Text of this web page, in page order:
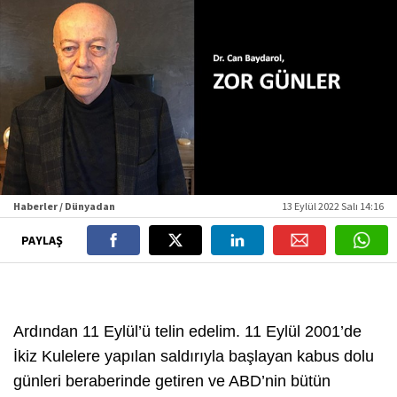
Haberler / Dünyadan 13 Eylül 2022 Salı 14:16
PAYLAŞ
Ardından 11 Eylül’ü telin edelim. 11 Eylül 2001’de
İkiz Kulelere yapılan saldırıyla başlayan kabus dolu
günleri beraberinde getiren ve ABD’nin bütün